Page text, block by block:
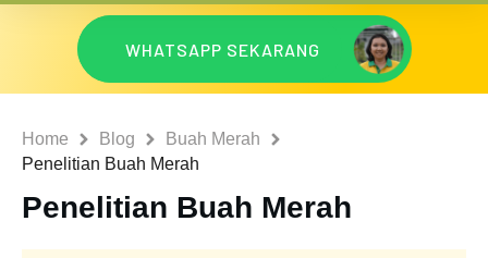
WHATSAPP SEKARANG
Home Blog
Buah Merah
Penelitian Buah Merah
Penelitian Buah Merah